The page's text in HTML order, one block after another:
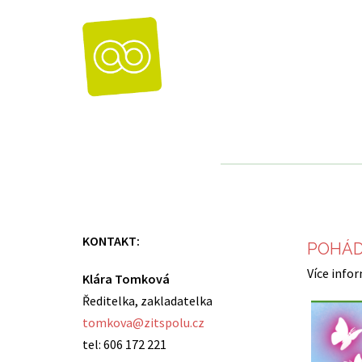
KONTAKT:
Klára Tomková
Ředitelka, zakladatelka
tomkova@zitspolu.cz
tel: 606 172 221
Více